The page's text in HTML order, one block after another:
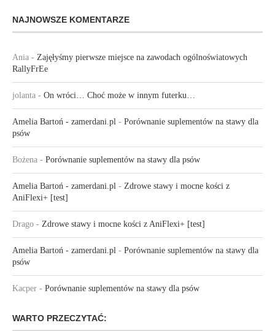
NAJNOWSZE KOMENTARZE
Ania - Zajęłyśmy pierwsze miejsce na zawodach ogólnoświatowych
RallyFrEe
jolanta - On wróci… Choć może w innym futerku…
Amelia Bartoń - zamerdani.pl - Porównanie suplementów na stawy dla
psów
Bożena - Porównanie suplementów na stawy dla psów
Amelia Bartoń - zamerdani.pl - Zdrowe stawy i mocne kości z
AniFlexi+ [test]
Drago - Zdrowe stawy i mocne kości z AniFlexi+ [test]
Amelia Bartoń - zamerdani.pl - Porównanie suplementów na stawy dla
psów
Kacper - Porównanie suplementów na stawy dla psów
WARTO PRZECZYTAĆ: